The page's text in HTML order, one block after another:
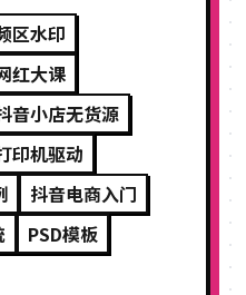
区水印
红大课
音小店无货源
印机驱动
抖音电商入门
PSD模板